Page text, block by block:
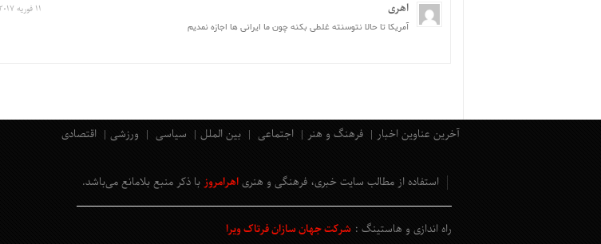
اهری 11 فوریه 2017 در 1:15 ب.ظ
آمریکا تا حالا نتوسنته غلطی بکنه چون ما ایرانی ها اجازه نمدیم
آخرین عناوین اخبار فرهنگ و هنر اجتماعی بین الملل سیاسی ورزشی اقتصادی
استفاده از مطالب سایت خبری، فرهنگی و هنری اهرامروز با ذکر منبع بلامانع می‌باشد.
راه اندازی و هاستینگ : شرکت جهان سازان فرتاک ویرا